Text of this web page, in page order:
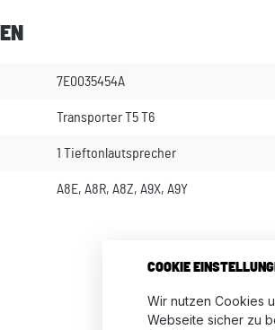
7E0035454A
Transporter T5 T6
1 Tieftonlautsprecher
A8E, A8R, A8Z, A9X, A9Y
Bewertungen
COOKIE
Wir nutzen Cookies
Webseite sicher zu